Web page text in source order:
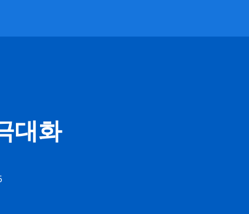
대화